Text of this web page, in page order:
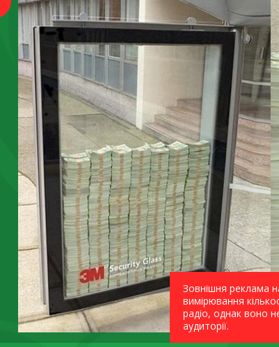
Зовнішня реклама
вимірювання
радіо, однак воно
аудиторії.